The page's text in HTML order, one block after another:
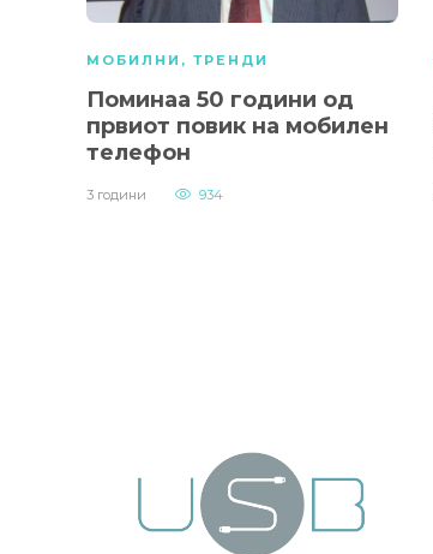
МОБИЛНИ , ТРЕНДИ
Поминаа 50 години од
првиот повик на мобилен
телефон
3 години 934